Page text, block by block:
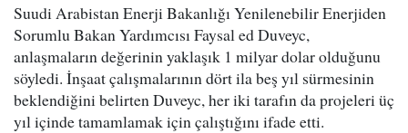
Suudi Arabistan Enerji Bakanlığı Yenilenebilir Enerjiden
Sorumlu Bakan Yardımcısı Faysal ed Duveyc,
anlaşmaların değerinin yaklaşık 1 milyar dolar olduğunu
söyledi. İnşaat çalışmalarının dört ila beş yıl sürmesinin
beklendiğini belirten Duveyc, her iki tarafın da projeleri üç
yıl içinde tamamlamak için çalıştığını ifade etti.